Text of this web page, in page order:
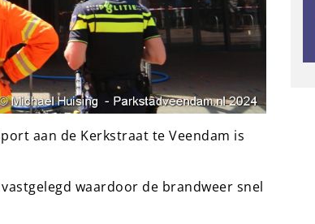
aan de Kerkstraat te Veendam is
waardoor de brandweer snel